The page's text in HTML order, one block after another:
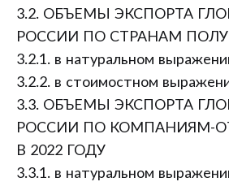
3.2. ОБЪЕМЫ ЭКСПОРТА
РОССИИ ПО СТРАНАМ
3.2.1. в натуральном
3.2.2. в стоимостном
3.3. ОБЪЕМЫ ЭКСПОРТА
РОССИИ ПО КОМПАНИЯМ-
В 2022 ГОДУ
3.3.1. в натуральном